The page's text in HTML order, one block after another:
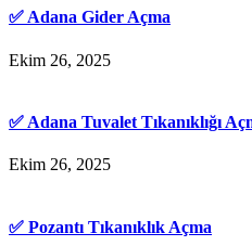
✅ Adana Gider Açma
Ekim 26, 2025
✅ Adana Tuvalet Tıkanıklığı
Ekim 26, 2025
✅ Pozantı Tıkanıklık Açma